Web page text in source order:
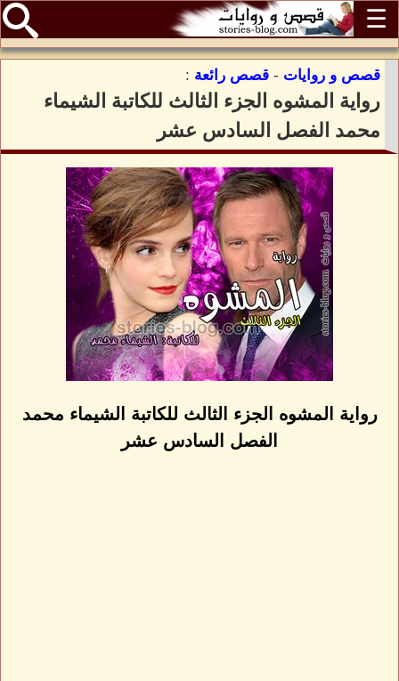
☰
قصص و روايات - قصص رائعة :
رواية المشوه الجزء الثالث للكاتبة الشيماء
محمد الفصل السادس عشر
رواية المشوه الجزء الثالث للكاتبة الشيماء محمد
الفصل السادس عشر